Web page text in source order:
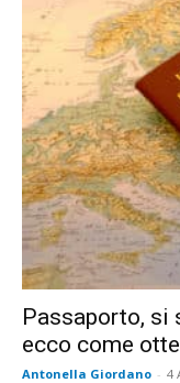
Passaporto, si
ecco come
Antonella Giordano - 4